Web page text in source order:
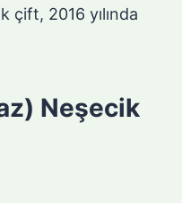
çift, 2016 yılında
Neşecik